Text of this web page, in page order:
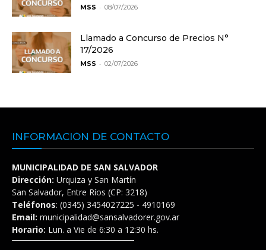
MSS - 08/07/2026
Llamado a Concurso de Precios N°
17/2026
MSS - 02/07/2026
INFORMACIÓN DE CONTACTO
MUNICIPALIDAD DE SAN SALVADOR
Dirección: Urquiza y San Martín
San Salvador, Entre Ríos (CP: 3218)
Teléfonos: (0345) 3454027225 - 4910169
Email: municipalidad@sansalvadorer.gov.ar
Horario: Lun. a Vie de 6:30 a 12:30 hs.